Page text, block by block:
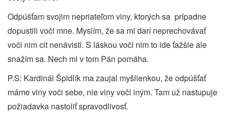
Odpúšťam svojim nepriateľom viny, ktorých sa prípadne
dopustili voči mne. Myslím, že sa mi darí neprechovávať
voči nim cit nenávisti. S láskou voči nim to ide ťažšie ale
snažím sa. Nech mi v tom Pán pomáha.
P.S: Kardinál Špidlík ma zaujal myšlienkou, že odpúšťať
máme viny voči sebe, nie viny voči iným. Tam už nastupuje
požiadavka nastoliť spravodlivosť.